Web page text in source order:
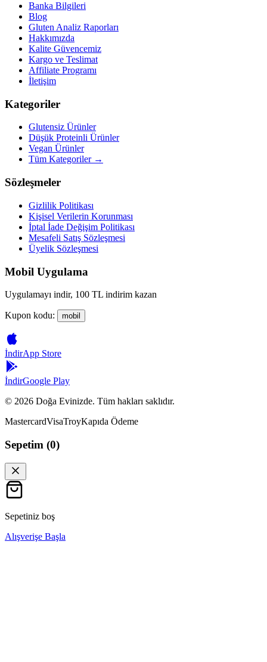
Banka Bilgileri
Blog
Gluten Analiz Raporları
Hakkımızda
Kalite Güvencemiz
Kargo ve Teslimat
Affiliate Programı
İletişim
Kategoriler
Glutensiz Ürünler
Düşük Proteinli Ürünler
Vegan Ürünler
Tüm Kategoriler →
Sözleşmeler
Gizlilik Politikası
Kişisel Verilerin Korunması
İptal İade Değişim Politikası
Mesafeli Satış Sözleşmesi
Üyelik Sözleşmesi
Mobil Uygulama
Uygulamayı indir, 100 TL indirim kazan
Kupon kodu: mobil
İndirApp Store
İndirGoogle Play
© 2026 Doğa Evinizde. Tüm hakları saklıdır.
MastercardVisaTroyKapıda Ödeme
Sepetim (0)
Sepetiniz boş
Alışverişe Başla